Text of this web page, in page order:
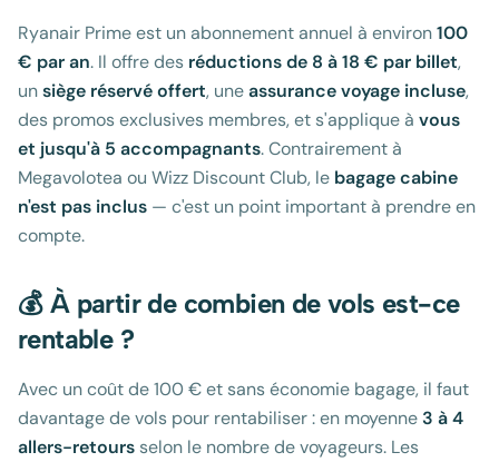
Ryanair Prime est un abonnement annuel à environ100
€ par an. Il offre des réductions de 8 à 18 € par billet,
unsiège réservé offert, uneassurance voyage incluse,
des promos exclusives membres, et s'applique à vous
et jusqu'à 5 accompagnants. Contrairement à
Megavolotea ou Wizz Discount Club, le bagage cabine
n'est pas inclus — c'est un point important à prendre en
compte.
💰 À partir de combien de vols est-ce
rentable ?
Avec un coût de 100 € et sans économie bagage, il faut
davantage de vols pour rentabiliser : en moyenne 3 à 4
allers-retours selon le nombre de voyageurs. Les